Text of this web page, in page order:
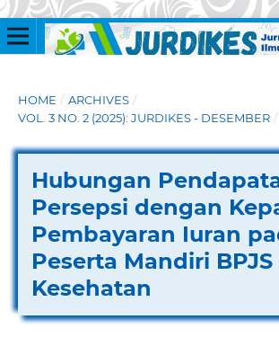
HOME / ARCHIVES /
VOL. 3 NO. 2 (2025): JURDIKES - DESEMBER /
Hubungan
Persepsi dengan
Pembayaran Iuran
Peserta Mandiri BPJS
Kesehatan